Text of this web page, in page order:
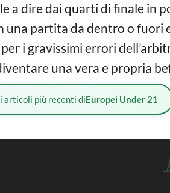
a dire dai quarti di finale in
una partita da dentro o fuori
per i gravissimi errori
una vera e propria
articoli più recenti diEuropei Under 21